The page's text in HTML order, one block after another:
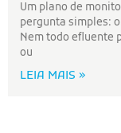
Um plano de
pergunta simples:
Nem todo efluente
ou
LEIA MAIS »